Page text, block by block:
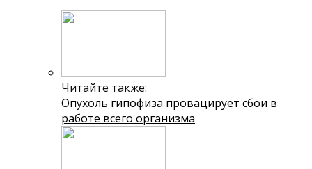
Читайте также:
Опухоль гипофиза провацирует сбои в
работе всего организма